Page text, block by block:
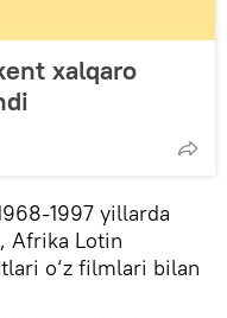
xalqaro
1997 yillarda
Afrika Lotin
o‘z filmlari bilan